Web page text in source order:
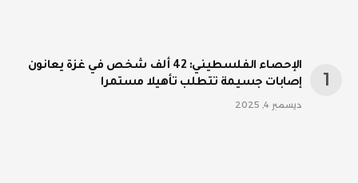
الإحصاء الفلسطيني: 42 ألف شخص في غزة يعانون
إصابات جسيمة تتطلب تأهيلا مستمرا
ديسمبر 4, 2025